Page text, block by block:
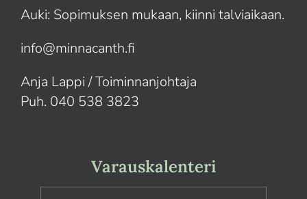
Auki: Sopimuksen mukaan, kiinni talviaikaan.
info@minnacanth.fi
Anja Lappi / Toiminnanjohtaja
Puh. 040 538 3823
Varauskalenteri